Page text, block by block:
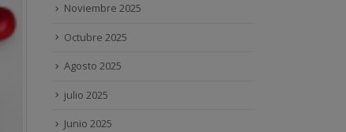
Noviembre 2025
Octubre 2025
Agosto 2025
julio 2025
Junio 2025